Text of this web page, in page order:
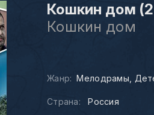
Кошкин дом
Кошкин дом
Жанр: Мелодрамы
Страна: Россия